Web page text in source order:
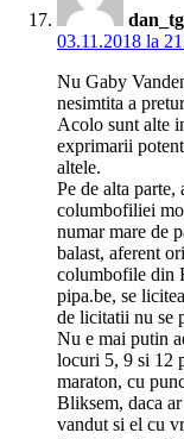
03.11.2018 la
Nu Gaby
nesimtita a
Acolo sunt alte
exprimarii
altele.
Pe de alta
columbofiliei
numar mare de
balast, aferent
columbofile din
pipa.be, se
de licitatii nu se
Nu e mai putin
locuri 5, 9 si 12
maraton, cu
Bliksem, daca
vandut si el cu